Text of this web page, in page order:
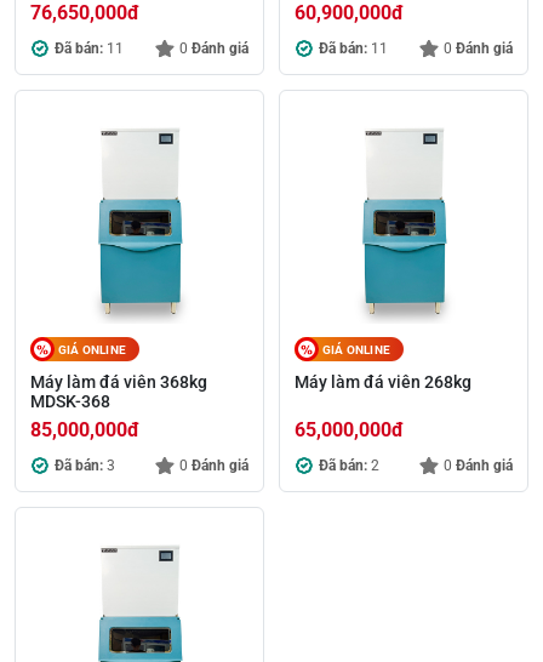
76,650,000đ
Đã bán: 11 0 Đánh giá
60,900,000đ
Đã bán: 11 0 Đánh giá
GIÁ ONLINE
Máy làm đá viên 368kg
MDSK-368
85,000,000đ
Đã bán: 3 0 Đánh giá
GIÁ ONLINE
Máy làm đá viên 268kg
65,000,000đ
Đã bán: 2 0 Đánh giá